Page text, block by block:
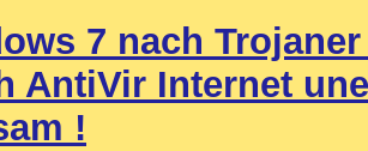
7 nach
AntiVir Internet
!